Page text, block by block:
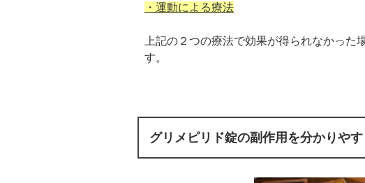
・運動による療法
上記の２つの療法で効果が得られなかった
す。
グリメピリド錠の副作用を分かりやす